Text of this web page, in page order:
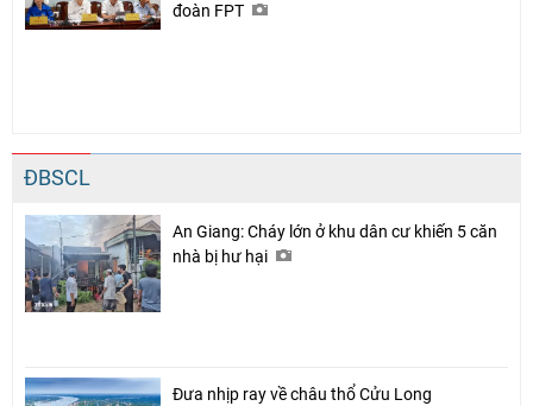
đoàn FPT
ĐBSCL
An Giang: Cháy lớn ở khu dân cư khiến 5 căn
nhà bị hư hại
Đưa nhịp ray về châu thổ Cửu Long